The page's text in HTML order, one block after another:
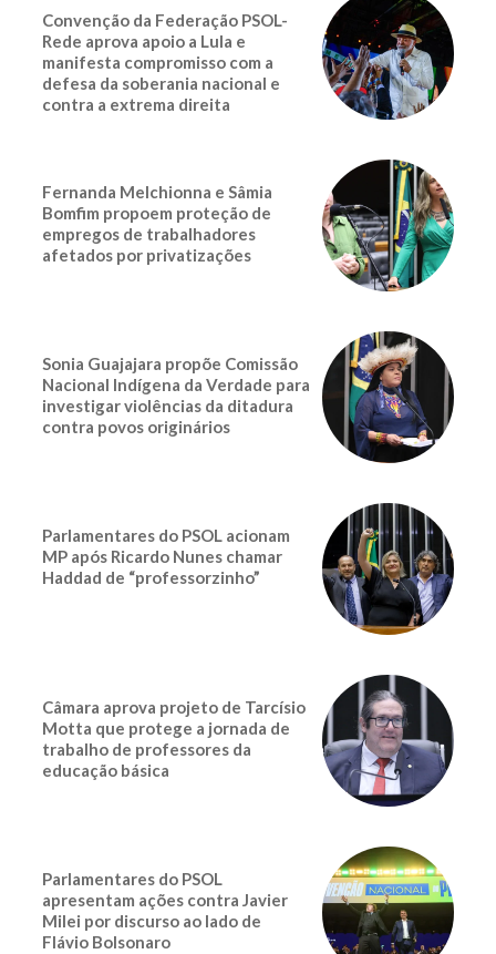
Convenção da Federação PSOL-
Rede aprova apoio a Lula e
manifesta compromisso com a
defesa da soberania nacional e
contra a extrema direita
Fernanda Melchionna e Sâmia
Bomfim propoem proteção de
empregos de trabalhadores
afetados por privatizações
Sonia Guajajara propõe Comissão
Nacional Indígena da Verdade para
investigar violências da ditadura
contra povos originários
Parlamentares do PSOL acionam
MP após Ricardo Nunes chamar
Haddad de “professorzinho”
Câmara aprova projeto de Tarcísio
Motta que protege a jornada de
trabalho de professores da
educação básica
Parlamentares do PSOL
apresentam ações contra Javier
Milei por discurso ao lado de
Flávio Bolsonaro